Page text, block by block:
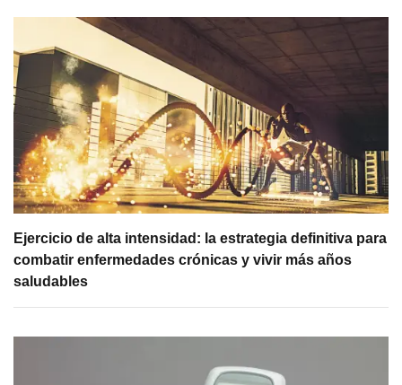
Ejercicio de alta intensidad: la estrategia definitiva para
combatir enfermedades crónicas y vivir más años
saludables